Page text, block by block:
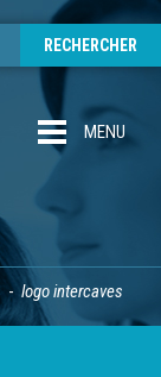
MENU
logo intercaves